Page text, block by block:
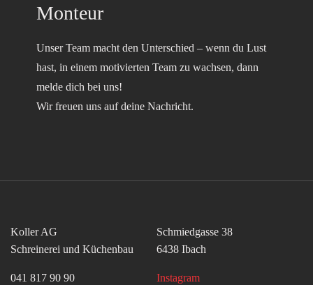
Monteur
Unser Team macht den Unterschied – wenn du Lust
hast, in einem motivierten Team zu wachsen, dann
melde dich bei uns!
Wir freuen uns auf deine Nachricht.
Koller AG
Schreinerei und Küchenbau
Schmiedgasse 38
6438 Ibach
041 817 90 90 Instagram